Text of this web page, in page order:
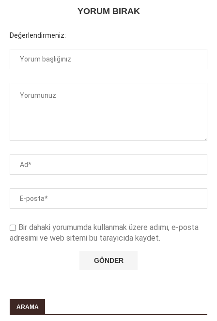
YORUM BIRAK
Değerlendirmeniz:
Bir dahaki yorumumda kullanmak üzere adımı, e-posta
adresimi ve web sitemi bu tarayıcıda kaydet.
ARAMA